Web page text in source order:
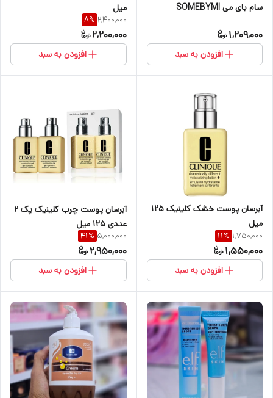
سام بای می SOMEBYMI
1,209,000
افزودن به سبد
میل
2,400,000
8%
2,200,000
افزودن به سبد
آبرسان پوست خشک کلینیک 125
میل
1,750,000
11%
1,550,000
افزودن به سبد
آبرسان پوست چرب کلینیک پک 2
عددی 125 میل
5,000,000
41%
2,950,000
افزودن به سبد